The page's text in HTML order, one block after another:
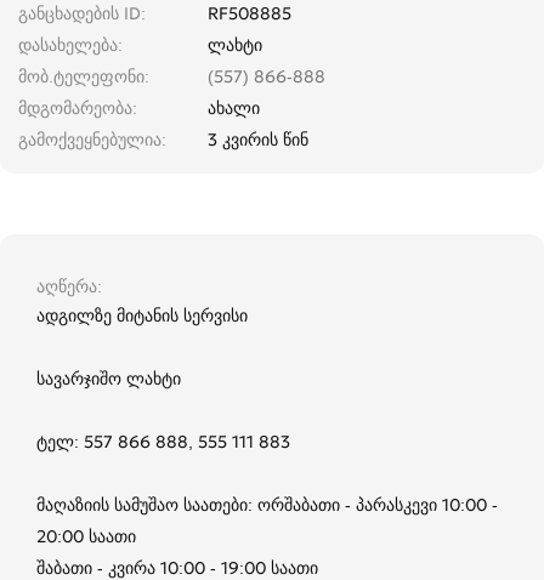
განცხადების ID
RF508885
დასახელება
ლახტი
მობ.ტელეფონი
(557) 866-888
მდგომარეობა
ახალი
გამოქვეყნებულია
3 კვირის წინ
აღწერა
ადგილზე მიტანის სერვისი
სავარჯიშო ლახტი
ტელ: 557 866 888, 555 111 883
მაღაზიის სამუშაო საათები: ორშაბათი - პარასკევი 10:00 -
20:00 საათი
შაბათი - კვირა 10:00 - 19:00 საათი